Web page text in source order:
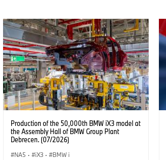
Production of the 50,000th BMW iX3 model at
the Assembly Hall of BMW Group Plant
Debrecen. (07/2026)
NA5 · iX3 · BMW i